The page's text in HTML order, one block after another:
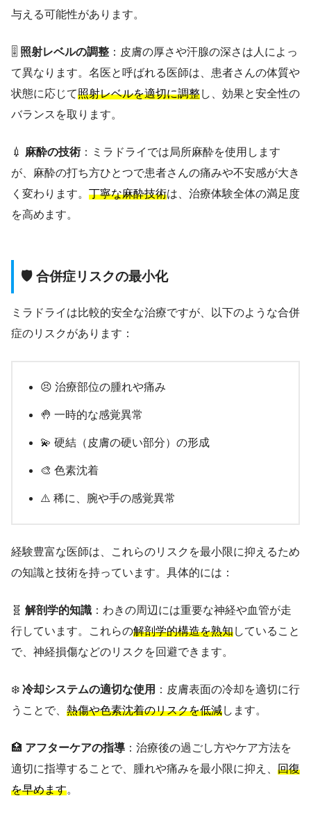
与える可能性があります。
🎚️ 照射レベルの調整 ：皮膚の厚さや汗腺の深さは人によっ
て異なります。名医と呼ばれる医師は、患者さんの体質や
状態に応じて照射レベルを適切に調整し、効果と安全性の
バランスを取ります。
💉 麻酔の技術 ：ミラドライでは局所麻酔を使用します
が、麻酔の打ち方ひとつで患者さんの痛みや不安感が大き
く変わります。 丁寧な麻酔技術は、治療体験全体の満足度
を高めます。
🛡️ 合併症リスクの最小化
ミラドライは比較的安全な治療ですが、以下のような合併
症のリスクがあります：
😣 治療部位の腫れや痛み
🤚 一時的な感覚異常
💫 硬結（皮膚の硬い部分）の形成
🎨 色素沈着
⚠️ 稀に、腕や手の感覚異常
経験豊富な医師は、これらのリスクを最小限に抑えるため
の知識と技術を持っています。具体的には：
🧬 解剖学的知識 ：わきの周辺には重要な神経や血管が走
行しています。これらの解剖学的構造を熟知していること
で、神経損傷などのリスクを回避できます。
❄️ 冷却システムの適切な使用 ：皮膚表面の冷却を適切に行
うことで、 熱傷や色素沈着のリスクを低減します。
🏥 アフターケアの指導 ：治療後の過ごし方やケア方法を
適切に指導することで、腫れや痛みを最小限に抑え、 回復
を早めます。